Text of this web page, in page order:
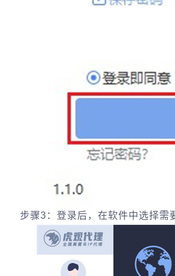
步骤3：登录后，在软件中选择需